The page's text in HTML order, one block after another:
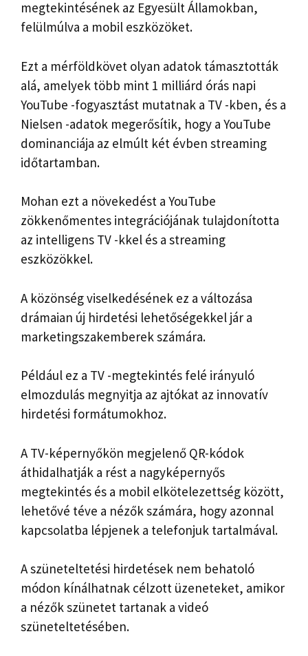
megtekintésének az Egyesült Államokban,
felülmúlva a mobil eszközöket.
Ezt a mérföldkövet olyan adatok támasztották
alá, amelyek több mint 1 milliárd órás napi
YouTube -fogyasztást mutatnak a TV -kben, és a
Nielsen -adatok megerősítik, hogy a YouTube
dominanciája az elmúlt két évben streaming
időtartamban.
Mohan ezt a növekedést a YouTube
zökkenőmentes integrációjának tulajdonította
az intelligens TV -kkel és a streaming
eszközökkel.
A közönség viselkedésének ez a változása
drámaian új hirdetési lehetőségekkel jár a
marketingszakemberek számára.
Például ez a TV -megtekintés felé irányuló
elmozdulás megnyitja az ajtókat az innovatív
hirdetési formátumokhoz.
A TV-képernyőkön megjelenő QR-kódok
áthidalhatják a rést a nagyképernyős
megtekintés és a mobil elkötelezettség között,
lehetővé téve a nézők számára, hogy azonnal
kapcsolatba lépjenek a telefonjuk tartalmával.
A szüneteltetési hirdetések nem behatoló
módon kínálhatnak célzott üzeneteket, amikor
a nézők szünetet tartanak a videó
szüneteltetésében.